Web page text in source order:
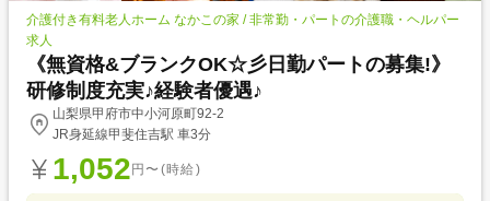
介護付き有料老人ホーム なかこの家 / 非常勤・パートの介護職・ヘルパー
求人
《無資格&ブランクOK☆彡日勤パートの募集!》
研修制度充実♪経験者優遇♪
山梨県甲府市中小河原町92-2
JR身延線甲斐住吉駅 車3分
1,052 円〜(時給)